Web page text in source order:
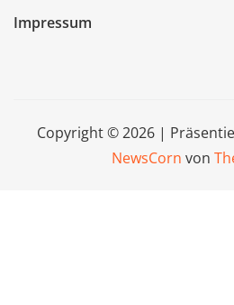
Impressum
Copyright © 2026 |
NewsCorn von